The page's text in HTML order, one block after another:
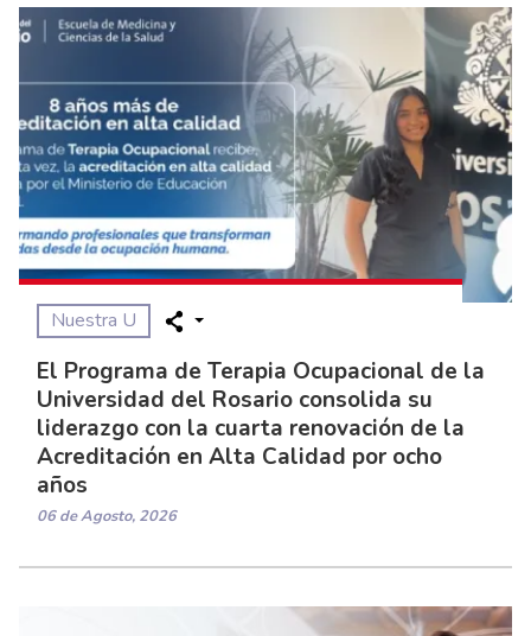
Nuestra U
El Programa de Terapia Ocupacional de la
Universidad del Rosario consolida su
liderazgo con la cuarta renovación de la
Acreditación en Alta Calidad por ocho
años
06 de Agosto, 2026